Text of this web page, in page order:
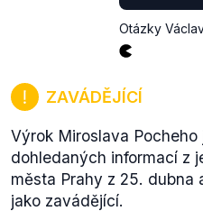
Otázky
ZAVÁDĚJÍCÍ
Výrok Miroslava Pocheho
dohledaných informací z
města Prahy z 25. dubna
jako zavádějící.